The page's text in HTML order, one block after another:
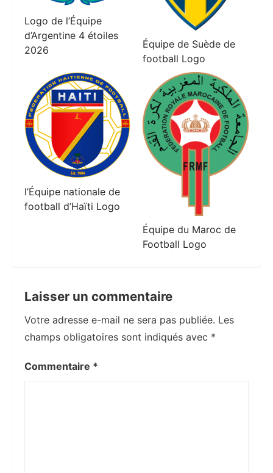
Logo de l’Équipe
d’Argentine 4 étoiles
2026
Équipe de Suède de
football Logo
l’Équipe nationale de
football d’Haïti Logo
Équipe du Maroc de
Football Logo
Laisser un commentaire
Votre adresse e-mail ne sera pas publiée. Les
champs obligatoires sont indiqués avec *
Commentaire *